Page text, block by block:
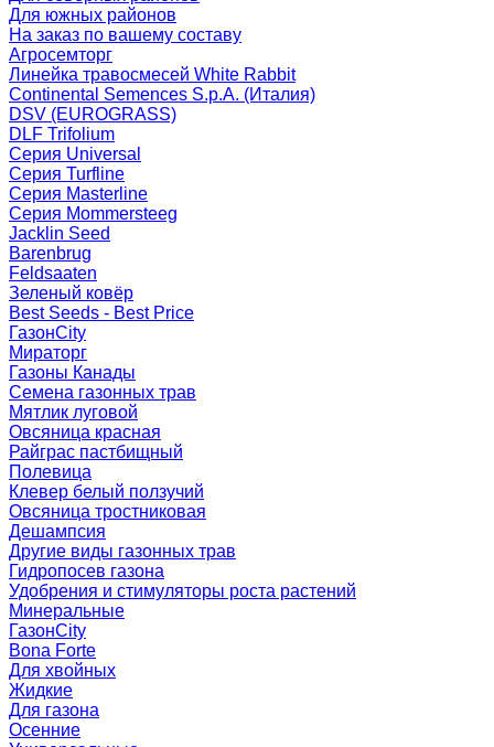
Для южных районов
На заказ по вашему составу
Агросемторг
Линейка травосмесей White Rabbit
Continental Semences S.p.A. (Италия)
DSV (EUROGRASS)
DLF Trifolium
Серия Universal
Серия Turfline
Серия Masterline
Серия Mommersteeg
Jacklin Seed
Barenbrug
Feldsaaten
Зеленый ковёр
Best Seeds - Best Price
ГазонCity
Мираторг
Газоны Канады
Семена газонных трав
Мятлик луговой
Овсяница красная
Райграс пастбищный
Полевица
Клевер белый ползучий
Овсяница тростниковая
Дешампсия
Другие виды газонных трав
Гидропосев газона
Удобрения и стимуляторы роста растений
Минеральные
ГазонCity
Bona Forte
Для хвойных
Жидкие
Для газона
Осенние